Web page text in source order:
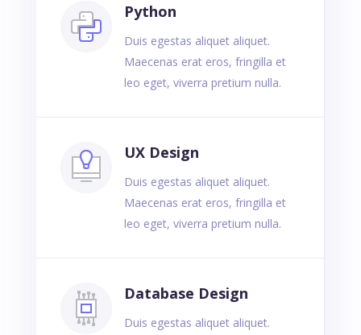
Python
Duis egestas aliquet aliquet.
Maecenas erat eros, fringilla et
leo eget, viverra pretium nulla.
UX Design
Duis egestas aliquet aliquet.
Maecenas erat eros, fringilla et
leo eget, viverra pretium nulla.
Database Design
Duis egestas aliquet aliquet.